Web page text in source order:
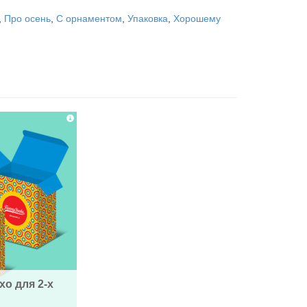
Про осень С орнаментом Упаковка
Хорошему
для 2-х